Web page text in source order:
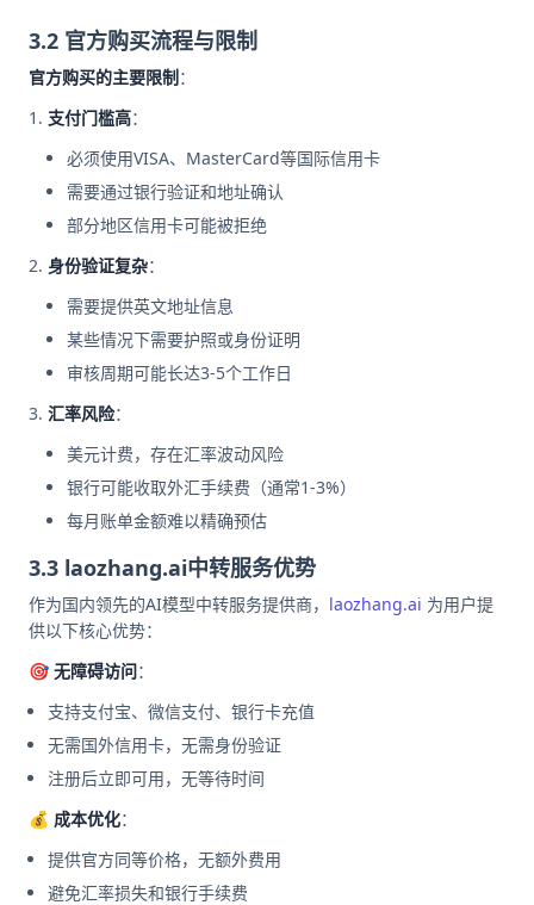
3.2 官方购买流程与限制
官方购买的主要限制：
支付门槛高：
必须使用VISA、MasterCard等国际信用卡
需要通过银行验证和地址确认
部分地区信用卡可能被拒绝
身份验证复杂：
需要提供英文地址信息
某些情况下需要护照或身份证明
审核周期可能长达3-5个工作日
汇率风险：
美元计费，存在汇率波动风险
银行可能收取外汇手续费（通常1-3%）
每月账单金额难以精确预估
3.3 laozhang.ai中转服务优势
作为国内领先的AI模型中转服务提供商， laozhang.ai 为用户提
供以下核心优势：
🎯 无障碍访问：
支持支付宝、微信支付、银行卡充值
无需国外信用卡，无需身份验证
注册后立即可用，无等待时间
💰 成本优化：
提供官方同等价格，无额外费用
避免汇率损失和银行手续费